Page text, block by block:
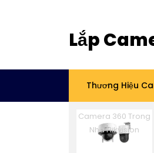
Lắp
Thương Hiệu
Camera 360 Trong
Nhà Hikvision